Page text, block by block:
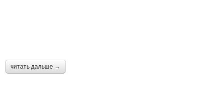
читать дальше →